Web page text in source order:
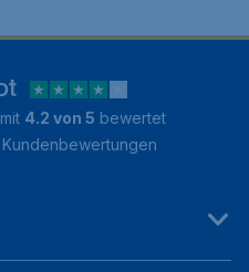
4.2 von 5 bewertet
Kundenbewertungen